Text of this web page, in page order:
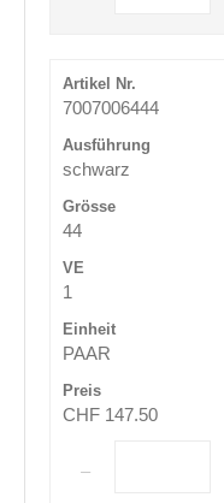
7007006444
schwarz
44
1
PAAR
CHF 147.50